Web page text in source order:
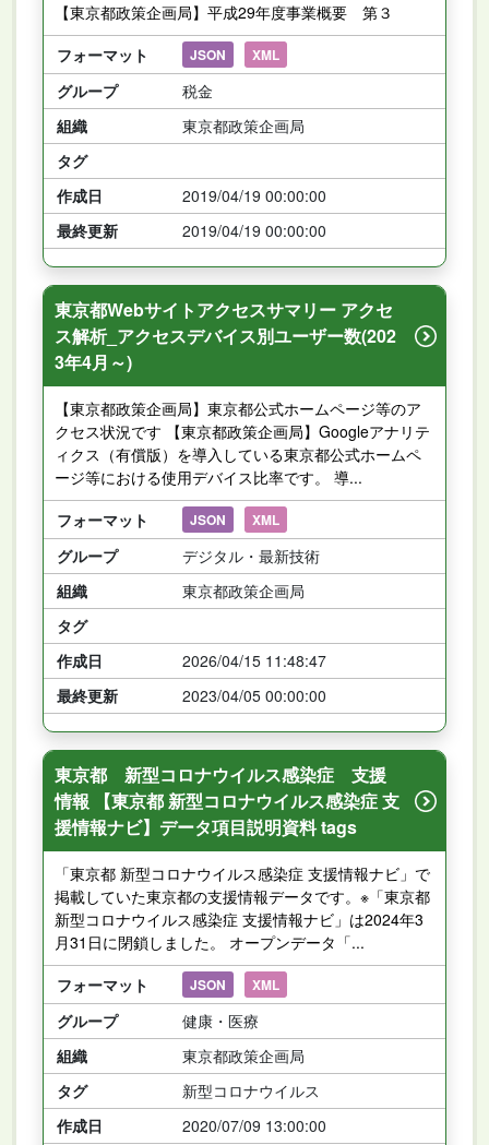
【東京都政策企画局】平成29年度事業概要 第３
フォーマット
JSON XML
グループ
税金
組織
東京都政策企画局
タグ
作成日
2019/04/19 00:00:00
最終更新
2019/04/19 00:00:00
東京都Webサイトアクセスサマリー アクセ
ス解析_アクセスデバイス別ユーザー数(202
3年4月～)
【東京都政策企画局】東京都公式ホームページ等のア
クセス状況です 【東京都政策企画局】Googleアナリテ
ィクス（有償版）を導入している東京都公式ホームペ
ージ等における使用デバイス比率です。 導...
フォーマット
JSON XML
グループ
デジタル・最新技術
組織
東京都政策企画局
タグ
作成日
2026/04/15 11:48:47
最終更新
2023/04/05 00:00:00
東京都 新型コロナウイルス感染症 支援
情報 【東京都 新型コロナウイルス感染症 支
援情報ナビ】データ項目説明資料 tags
「東京都 新型コロナウイルス感染症 支援情報ナビ」で
掲載していた東京都の支援情報データです。※「東京都
新型コロナウイルス感染症 支援情報ナビ」は2024年3
月31日に閉鎖しました。 オープンデータ「...
フォーマット
JSON XML
グループ
健康・医療
組織
東京都政策企画局
タグ
新型コロナウイルス
作成日
2020/07/09 13:00:00